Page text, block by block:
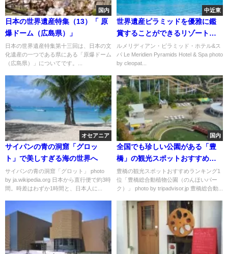
国内
日本の世界遺産特集（13）「 原
爆ドーム（広島県）」
日本の世界遺産特集第十三回は、日本の文
化遺産の一つである県にある「原爆ドーム
（広島県）」についてです。...
中近東
世界遺産ピラミッドを優雅に鑑
賞することができるリゾート
「ルメリディアン・ピラミッ
ド・ホテル&スパ」
ルメリディアン・ピラミッド・ホテル&ス
パ Le Meridien Pyramids Hotel & Spa photo
by cleopat...
オセアニア
サイパンの青の洞窟「グロッ
ト」で美しすぎる海の世界へ
サイパンの青の洞窟「グロット」 photo
by ja.wikipedia.org 日本から直行便で約3時
間。時差はわずか1時間と、日本人に...
国内
全国でも珍しい公園がある「豊
橋」の観光スポットおすすめラ
ンキング
豊橋の観光スポットおすすめランキング1
位「豊橋総合動植物公園（のんほいパー
ク）」 photo by tripadvisor.jp 豊橋総合動...